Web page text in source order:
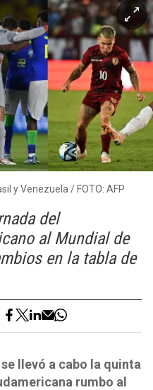
y Venezuela / FOTO: AFP
del
al Mundial de
en la tabla de
llevó a cabo la quinta
rumbo al